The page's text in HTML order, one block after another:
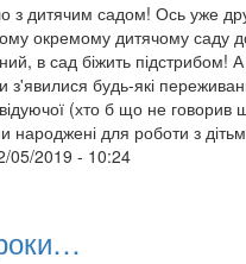
дитячим садом! Ось уже
окремому дитячому
в сад біжить підстрибом!
будь-які
(хто б що не говорив
народжені для роботи з
05/2019 - 10:24